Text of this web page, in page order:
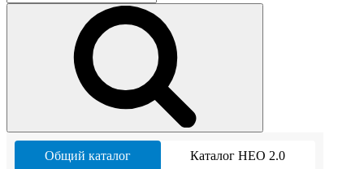
Общий каталог Каталог НЕО 2.0